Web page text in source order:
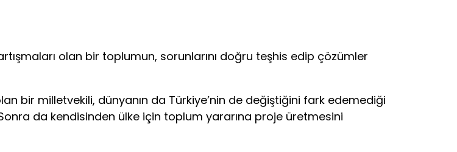
olan bir toplumun, sorunlarını doğru teşhis edip çözümler
bir milletvekili, dünyanın da Türkiye’nin de değiştiğini fark edemediği
da kendisinden ülke için toplum yararına proje üretmesini